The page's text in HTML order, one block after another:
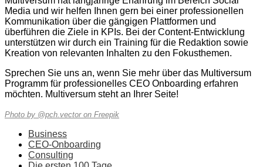
Media und wir helfen Ihnen gern bei einer professionellen
Kommunikation über die gängigen Plattformen und
überführen die Ziele in KPIs. Bei der Content-Entwicklung
unterstützen wir durch ein Training für die Redaktion sowie
Kreation von relevanten Inhalten zu den Fokusthemen.
Sprechen Sie uns an, wenn Sie mehr über das Multiversum
Programm für professionelles CEO Onboarding erfahren
möchten. Multiversum steht an Ihrer Seite!
Photo by @pch.vector on Freepik
Business
CEO-Onboarding
Consulting